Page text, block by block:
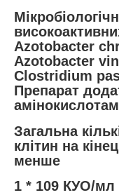
Аzotobacter
Azotobacter
Сlostridium
Препарат
Загальна
клітин на
менше
1 * 109 КУО/мл